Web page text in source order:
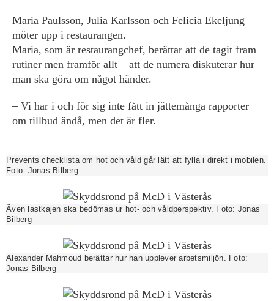
Maria Paulsson, Julia Karlsson och Felicia Ekeljung
möter upp i restaurangen.
Maria, som är restaurangchef, berättar att de tagit fram
rutiner men framför allt – att de numera diskuterar hur
man ska göra om något händer.
– Vi har i och för sig inte fått in jättemånga rapporter
om tillbud ändå, men det är fler.
Prevents checklista om hot och våld går lätt att fylla i direkt i mobilen.
Foto: Jonas Bilberg
Även lastkajen ska bedömas ur hot- och våldperspektiv. Foto: Jonas
Bilberg
Alexander Mahmoud berättar hur han upplever arbetsmiljön.
Foto:
Jonas Bilberg